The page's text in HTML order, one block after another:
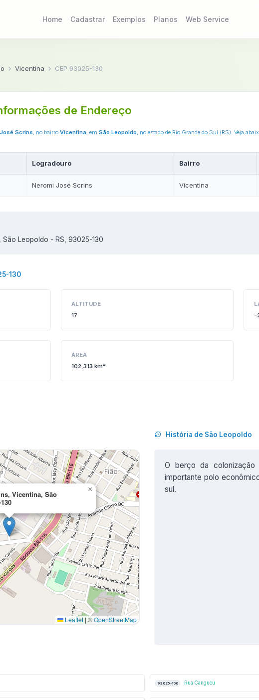
Home Cadastrar Exemplos Planos Web Service
Vicentina CEP 93025-130
de Endereço
Scrins, no bairro Vicentina, em São Leopoldo, no estado de Rio Grande do Sul (RS). Veja
Logradouro Bairro
Neromi José Scrins Vicentina
São Leopoldo - RS, 93025-130
130
ALTITUDE
17
-
ÁREA
102,313 km²
Vicentina, São
×
Leaflet | ©OpenStreetMap
História de São Leopoldo
O berço da colonização
importante polo
sul.
93025-100 Rua Cangucu